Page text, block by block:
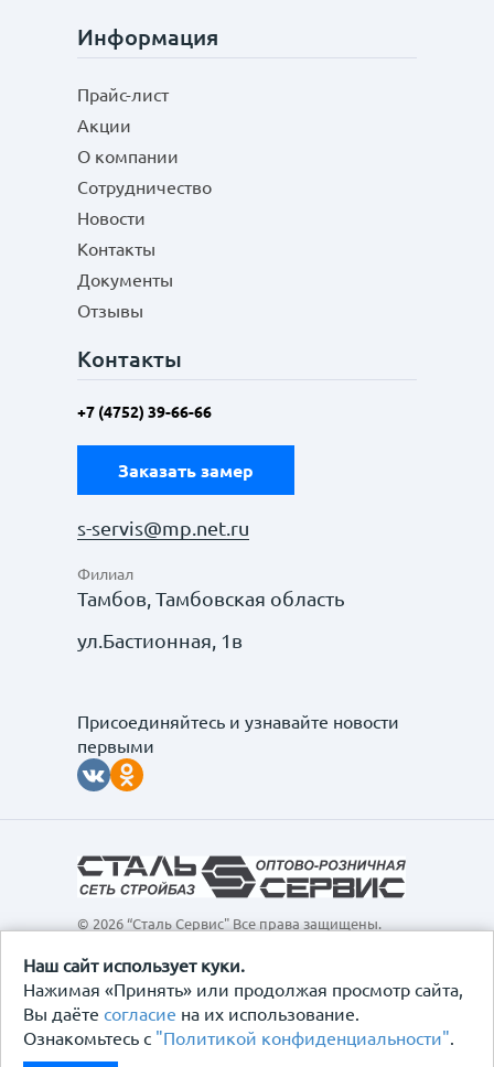
Наш сайт использует куки.
Нажимая «Принять» или продолжая просмотр сайта,
Вы даёте согласие на их использование.
Ознакомьтесь с "Политикой конфиденциальности".
Информация
Прайс-лист
Акции
О компании
Сотрудничество
Новости
Контакты
Документы
Отзывы
Контакты
+7 (4752) 39-66-66
Заказать замер
s-servis@mp.net.ru
Филиал
Тамбов, Тамбовская область
ул.Бастионная, 1в
Присоединяйтесь и узнавайте новости
первыми
© 2026 “Сталь Сервис" Все права защищены.
интернет-сайт, а также вся информация о товарах и
ценах, предоставленная на нём, носит
исключительно информационный характер и ни при
каких условиях не является публичной офертой,
определяемой положениями Статьи 437